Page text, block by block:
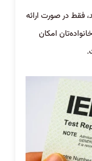
سن دارید، فقط در صورت ارائه
امکان